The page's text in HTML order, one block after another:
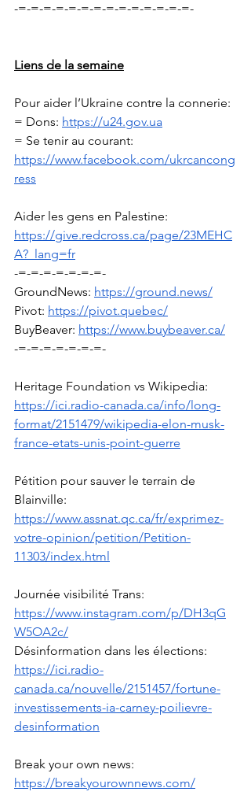
-=-=-=-=-=-=-=-=-=-=-=-=-=-=-
Liens de la semaine
Pour aider l’Ukraine contre la connerie:
= Dons: https://u24.gov.ua
= Se tenir au courant:
https://www.facebook.com/ukrcancong
ress
Aider les gens en Palestine:
https://give.redcross.ca/page/23MEHC
A?_lang=fr
-=-=-=-=-=-=-=-
GroundNews: https://ground.news/
Pivot: https://pivot.quebec/
BuyBeaver: https://www.buybeaver.ca/
-=-=-=-=-=-=-=-
Heritage Foundation vs Wikipedia:
https://ici.radio-canada.ca/info/long-
format/2151479/wikipedia-elon-musk-
france-etats-unis-point-guerre
Pétition pour sauver le terrain de
Blainville:
https://www.assnat.qc.ca/fr/exprimez-
votre-opinion/petition/Petition-
11303/index.html
Journée visibilité Trans:
https://www.instagram.com/p/DH3qG
W5OA2c/
Désinformation dans les élections:
https://ici.radio-
canada.ca/nouvelle/2151457/fortune-
investissements-ia-carney-poilievre-
desinformation
Break your own news:
https://breakyourownnews.com/